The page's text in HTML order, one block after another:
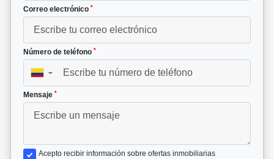
Correo electrónico *
Número de teléfono *
▼
Mensaje *
Acepto recibir información sobre ofertas inmobiliarias